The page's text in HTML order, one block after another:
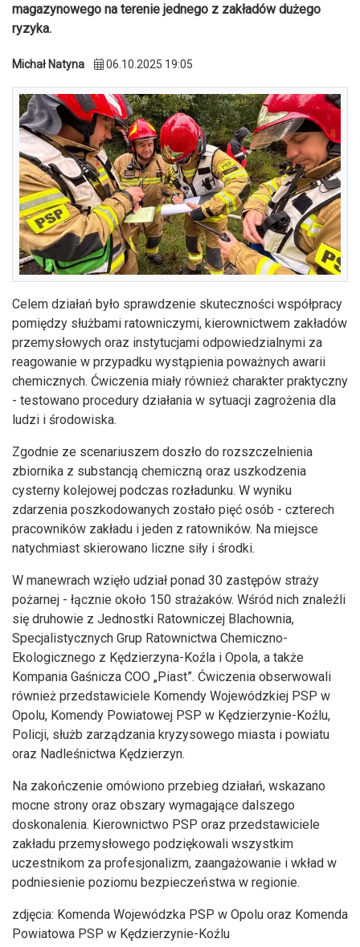
magazynowego na terenie jednego z zakładów dużego
ryzyka.
Michał Natyna 06.10.2025 19:05
Celem działań było sprawdzenie skuteczności współpracy
pomiędzy służbami ratowniczymi, kierownictwem zakładów
przemysłowych oraz instytucjami odpowiedzialnymi za
reagowanie w przypadku wystąpienia poważnych awarii
chemicznych. Ćwiczenia miały również charakter praktyczny
- testowano procedury działania w sytuacji zagrożenia dla
ludzi i środowiska.
Zgodnie ze scenariuszem doszło do rozszczelnienia
zbiornika z substancją chemiczną oraz uszkodzenia
cysterny kolejowej podczas rozładunku. W wyniku
zdarzenia poszkodowanych zostało pięć osób - czterech
pracowników zakładu i jeden z ratowników. Na miejsce
natychmiast skierowano liczne siły i środki.
W manewrach wzięło udział ponad 30 zastępów straży
pożarnej - łącznie około 150 strażaków. Wśród nich znaleźli
się druhowie z Jednostki Ratowniczej Blachownia,
Specjalistycznych Grup Ratownictwa Chemiczno-
Ekologicznego z Kędzierzyna-Koźla i Opola, a także
Kompania Gaśnicza COO „Piast”. Ćwiczenia obserwowali
również przedstawiciele Komendy Wojewódzkiej PSP w
Opolu, Komendy Powiatowej PSP w Kędzierzynie-Koźlu,
Policji, służb zarządzania kryzysowego miasta i powiatu
oraz Nadleśnictwa Kędzierzyn.
Na zakończenie omówiono przebieg działań, wskazano
mocne strony oraz obszary wymagające dalszego
doskonalenia. Kierownictwo PSP oraz przedstawiciele
zakładu przemysłowego podziękowali wszystkim
uczestnikom za profesjonalizm, zaangażowanie i wkład w
podniesienie poziomu bezpieczeństwa w regionie.
zdjęcia: Komenda Wojewódzka PSP w Opolu oraz Komenda
Powiatowa PSP w Kędzierzynie-Koźlu